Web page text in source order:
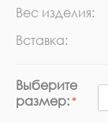
Вес изделия:
Вставка:
Выберите
размер: